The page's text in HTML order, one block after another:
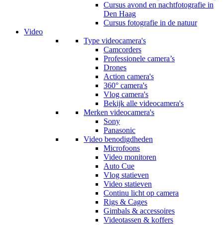
Cursus avond en nachtfotografie in
Den Haag
Cursus fotografie in de natuur
Video
Type videocamera's
Camcorders
Professionele camera’s
Drones
Action camera's
360° camera's
Vlog camera's
Bekijk alle videocamera's
Merken videocamera's
Sony
Panasonic
Video benodigdheden
Microfoons
Video monitoren
Auto Cue
Vlog statieven
Video statieven
Continu licht op camera
Rigs & Cages
Gimbals & accessoires
Videotassen & koffers